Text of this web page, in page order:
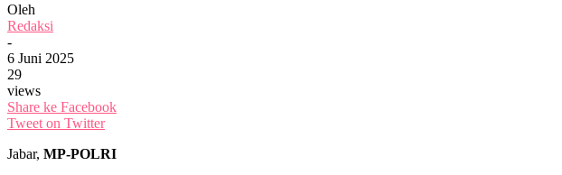
Oleh
Redaksi
-
6 Juni 2025
29
views
Share ke Facebook
Tweet on Twitter
Jabar, MP-POLRI